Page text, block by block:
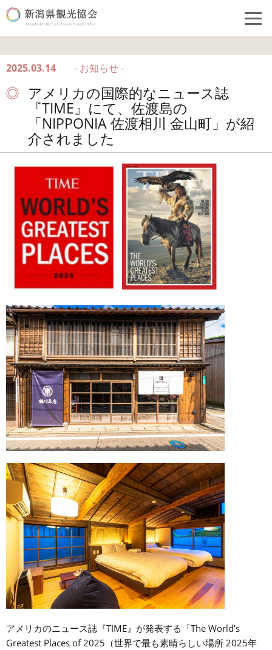
2025.03.14 - お知らせ -
アメリカの国際的なニュース誌
『TIME』にて、佐渡島の
「NIPPONIA 佐渡相川 金山町」が紹
介されました
アメリカのニュース誌『TIME』が発表する「The World’s
Greatest Places of 2025（世界で最も素晴らしい場所 2025年